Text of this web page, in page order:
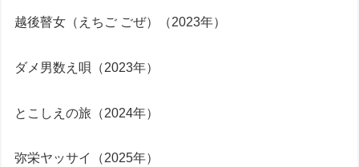
越後瞽女（えちご ごぜ）（2023年）
ダメ男数え唄（2023年）
とこしえの旅（2024年）
弥栄ヤッサイ（2025年）